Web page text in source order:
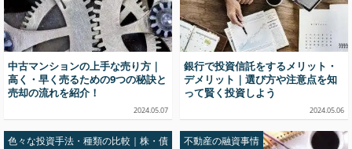
中古マンションの上手な売り方｜
高く・早く売るための9つの秘訣と
売却の流れを紹介！
2024.05.07
銀行で投資信託をするメリット・
デメリット｜選び方や注意点を知
って賢く投資しよう
2024.05.06
色々な投資手法・種類の比較｜株・債
不動産の融資事情